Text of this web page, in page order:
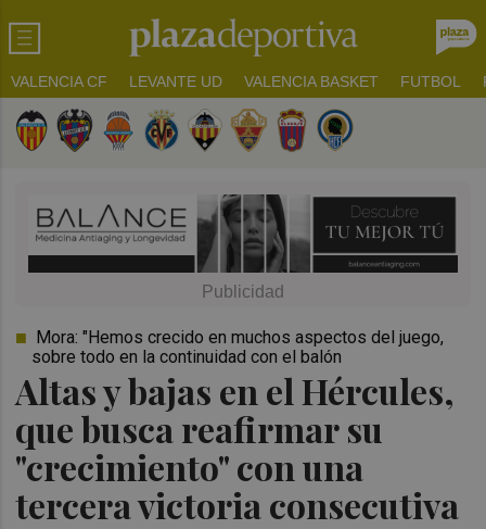
VALENCIA CF LEVANTE UD VALENCIA BASKET FUTBOL
Altas y bajas en el Hércules,
que busca reafirmar su
"crecimiento" con una
tercera victoria consecutiva
Mora: "Hemos crecido en muchos aspectos del juego,
sobre todo en la continuidad con el balón